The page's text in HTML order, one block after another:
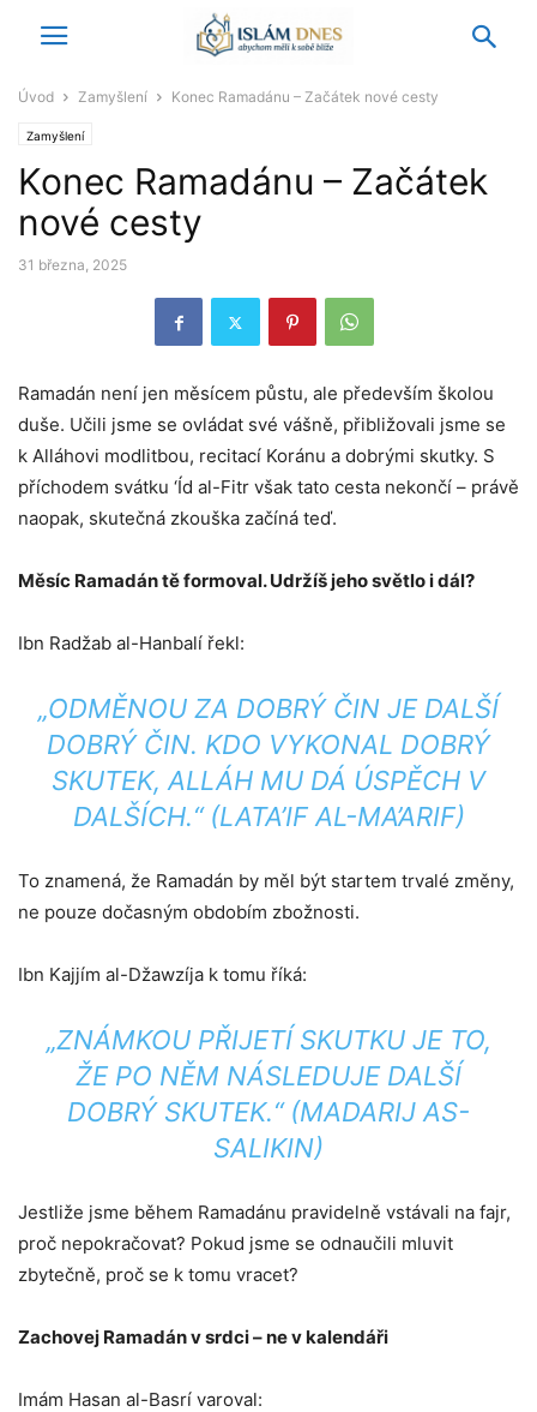
Úvod Zamyšlení Konec Ramadánu – Začátek nové cesty
Zamyšlení
Konec Ramadánu – Začátek
nové cesty
31 března, 2025
Ramadán není jen měsícem půstu, ale především školou
duše. Učili jsme se ovládat své vášně, přibližovali jsme se
k Alláhovi modlitbou, recitací Koránu a dobrými skutky. S
příchodem svátku ‘Íd al-Fitr však tato cesta nekončí – právě
naopak, skutečná zkouška začíná teď.
Měsíc Ramadán tě formoval. Udržíš jeho světlo i dál?
Ibn Radžab al-Hanbalí řekl:
„ODMĚNOU ZA DOBRÝ ČIN JE DALŠÍ
DOBRÝ ČIN. KDO VYKONAL DOBRÝ
SKUTEK, ALLÁH MU DÁ ÚSPĚCH V
DALŠÍCH.“ (LATA’IF AL-MA’ARIF)
To znamená, že Ramadán by měl být startem trvalé změny,
ne pouze dočasným obdobím zbožnosti.
Ibn Kajjím al-Džawzíja k tomu říká:
„ZNÁMKOU PŘIJETÍ SKUTKU JE TO,
ŽE PO NĚM NÁSLEDUJE DALŠÍ
DOBRÝ SKUTEK.“ (MADARIJ AS-
SALIKIN)
Jestliže jsme během Ramadánu pravidelně vstávali na fajr,
proč nepokračovat? Pokud jsme se odnaučili mluvit
zbytečně, proč se k tomu vracet?
Zachovej Ramadán v srdci – ne v kalendáři
Imám Hasan al-Basrí varoval: